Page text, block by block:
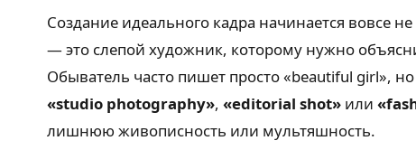
Создание идеального кадра начинается вовсе
— это слепой художник, которому нужно
Обыватель часто пишет просто «beautiful girl»,
«studio photography», «editorial shot» или
лишнюю живописность или мультяшность.